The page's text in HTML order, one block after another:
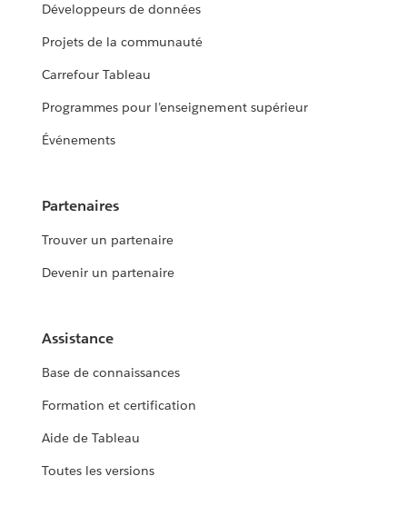
Développeurs de données
Projets de la communauté
Carrefour Tableau
Programmes pour l’enseignement supérieur
Événements
Partenaires
Trouver un partenaire
Devenir un partenaire
Assistance
Base de connaissances
Formation et certification
Aide de Tableau
Toutes les versions